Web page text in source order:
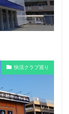
快活クラブ巡り